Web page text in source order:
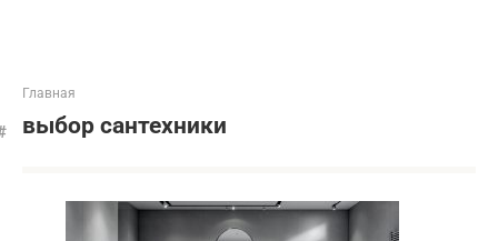
Главная
выбор сантехники